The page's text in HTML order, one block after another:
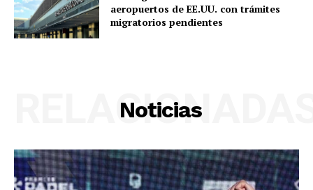
aeropuertos de EE.UU. con trámites
migratorios pendientes
Noticias